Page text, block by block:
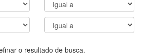
o resultado de busca.